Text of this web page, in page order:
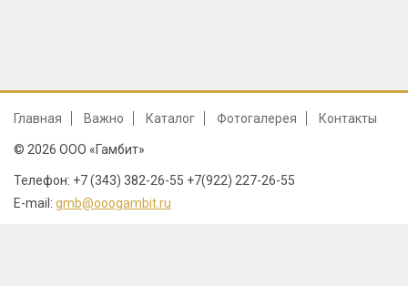
Главная Важно Каталог Фотогалерея Контакты
© 2026 ООО «Гамбит»
Телефон: +7 (343) 382-26-55 +7(922) 227-26-55
E-mail: gmb@ooogambit.ru